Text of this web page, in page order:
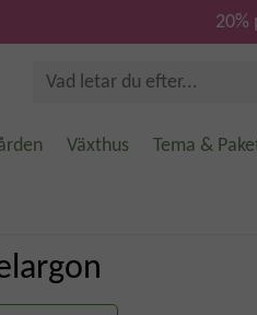
20%
Växthus Tema &